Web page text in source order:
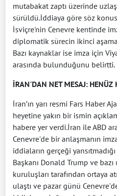
mutabakat zaptı üzerinde
sürüldü.İddiaya göre söz
İsviçre'nin Cenevre kentinde
diplomatik sürecin ikinci
Bazı kaynaklar ise imza için
arasında bulunduğunu belirtti.
İRAN'DAN NET MESAJ: HENÜZ
İran’ın yarı resmi Fars Haber
heyetine yakın bir ismin
habere yer verdi.İran ile ABD
Cenevre'de bir anlaşmanın
iddiaların gerçeği
Başkanı Donald Trump ve
kuruluşları tarafından ortaya
ulaştı ve pazar günü